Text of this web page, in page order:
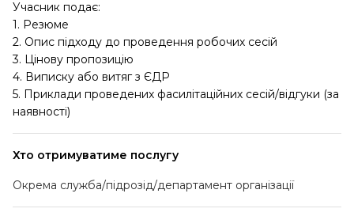
Учасник подає:
1. Резюме
2. Опис підходу до проведення робочих сесій
3. Цінову пропозицію
4. Виписку або витяг з ЄДР
5. Приклади проведених фасилітаційних сесій/відгуки (за
наявності)
Хто отримуватиме послугу
Окрема служба/підрозід/департамент організації